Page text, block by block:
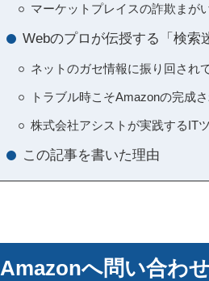
マーケットプレイスの詐欺まが
Webのプロが伝授する「検索
ネットのガセ情報に振り回され
トラブル時こそAmazonの完成
株式会社アシストが実践するIT
この記事を書いた理由
Amazonへ問い合わ